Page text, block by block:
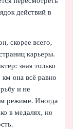
действий в
скорее всего,
карьеры.
зная только
км она всё равно
и не
режиме. Иногда
в медалях, но